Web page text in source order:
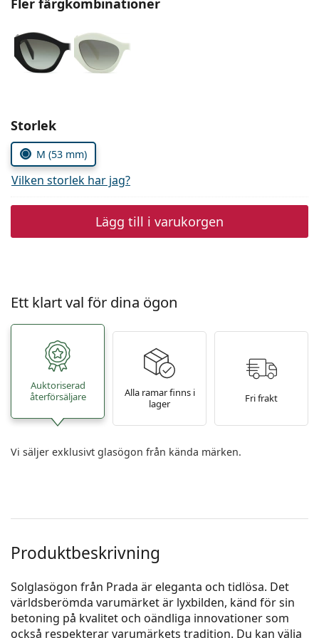
Persol
Prada
Upptäck alla
Välj parametrar
Storlek
M (53 mm)
Vilken storlek har jag?
Lägg till i varukorgen
Ett klart val för dina ögon
Auktoriserad
återförsäljare
Alla ramar finns i
lager
Fri frakt
Vi säljer exklusivt glasögon från kända märken.
Produktbeskrivning
Solglasögon från Prada är eleganta och tidlösa. Det
världsberömda varumärket är lyxbilden, känd för sin
betoning på kvalitet och oändliga innovationer som
också respekterar varumärkets tradition. Du kan välja